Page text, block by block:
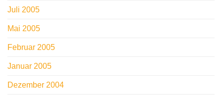
Juli 2005
Mai 2005
Februar 2005
Januar 2005
Dezember 2004